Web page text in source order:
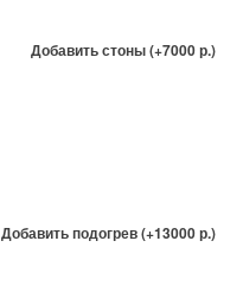
Добавить стоны (+7000 р.)
Добавить подогрев (+13000 р.)